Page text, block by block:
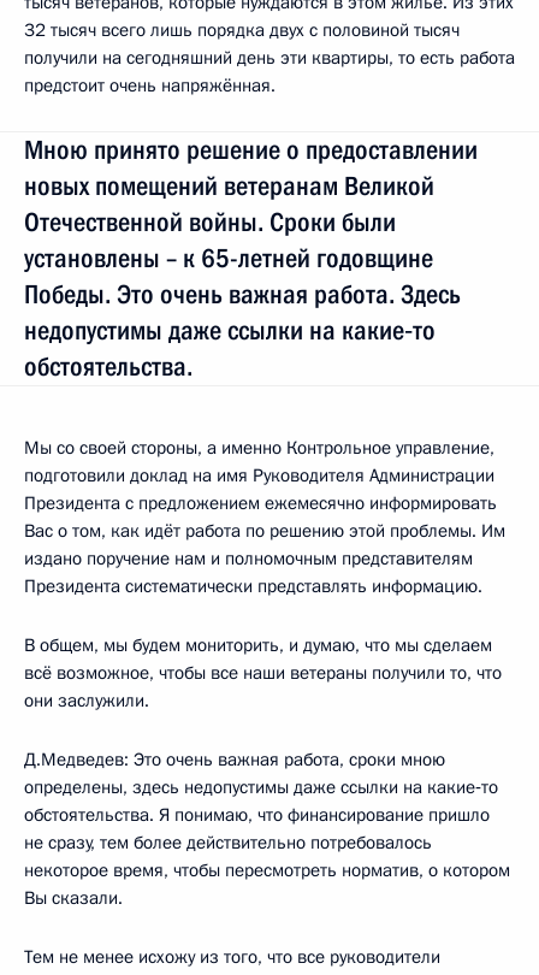
32 тысяч всего лишь порядка двух с половиной тысяч
получили на сегодняшний день эти квартиры, то есть работа
предстоит очень напряжённая.
Мною принято решение о предоставлении
новых помещений ветеранам Великой
Отечественной войны. Сроки были
установлены – к 65-летней годовщине
Победы. Это очень важная работа. Здесь
недопустимы даже ссылки на какие‑то
обстоятельства.
Мы со своей стороны, а именно Контрольное управление,
подготовили доклад на имя Руководителя Администрации
Президента с предложением ежемесячно информировать
Вас о том, как идёт работа по решению этой проблемы. Им
издано поручение нам и полномочным представителям
Президента систематически представлять информацию.
В общем, мы будем мониторить, и думаю, что мы сделаем
всё возможное, чтобы все наши ветераны получили то, что
они заслужили.
Д.Медведев: Это очень важная работа, сроки мною
определены, здесь недопустимы даже ссылки на какие‑то
обстоятельства. Я понимаю, что финансирование пришло
не сразу, тем более действительно потребовалось
некоторое время, чтобы пересмотреть норматив, о котором
Вы сказали.
Тем не менее исхожу из того, что все руководители